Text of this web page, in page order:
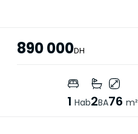
890 000DH
1 Hab2BA76 m²